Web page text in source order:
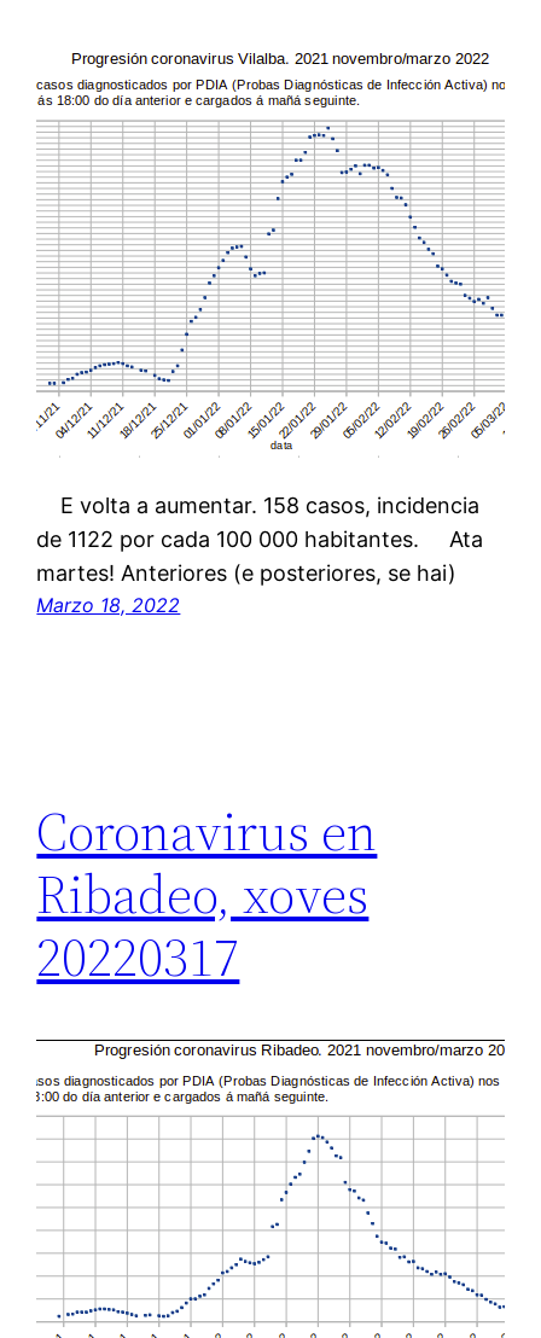
E volta a aumentar. 158 casos, incidencia
de 1122 por cada 100 000 habitantes. Ata
martes! Anteriores (e posteriores, se hai)
Marzo 18, 2022
Coronavirus en
Ribadeo, xoves
20220317